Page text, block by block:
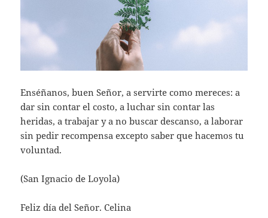
Enséñanos, buen Señor, a servirte como mereces: a
dar sin contar el costo, a luchar sin contar las
heridas, a trabajar y a no buscar descanso, a laborar
sin pedir recompensa excepto saber que hacemos tu
voluntad.
(San Ignacio de Loyola)
Feliz día del Señor. Celina